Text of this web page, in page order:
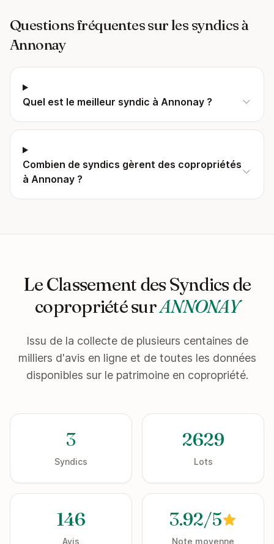
Questions fréquentes sur les syndics à
Annonay
Quel est le meilleur syndic à Annonay ?
Combien de syndics gèrent des copropriétés
à Annonay ?
Le Classement des Syndics de
copropriété surANNONAY
Issu de la collecte de plusieurs centaines de
milliers d'avis en ligne et de toutes les données
disponibles sur le patrimoine en copropriété.
3
Syndics
2629
Lots
146
Avis
3.92/5
Note moyenne